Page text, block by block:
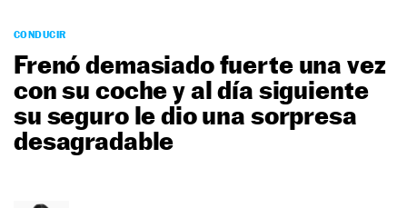
PODCAST
MOTOS
TECNOLOGÍA
MOTORTV
CONDUCIR
Frenó demasiado fuerte una vez
con su coche y al día siguiente
su seguro le dio una sorpresa
desagradable